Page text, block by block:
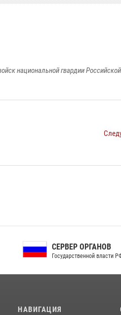
национальной гвардии
СЕРВЕР ОРГАНОВ
Государственной власти РФ
НАВИГАЦИЯ